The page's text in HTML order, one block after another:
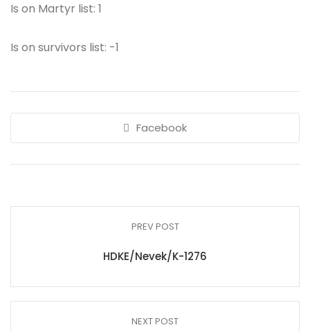
Is on Martyr list: 1
Is on survivors list: -1
Facebook
PREV POST
HDKE/Nevek/K-1276
NEXT POST